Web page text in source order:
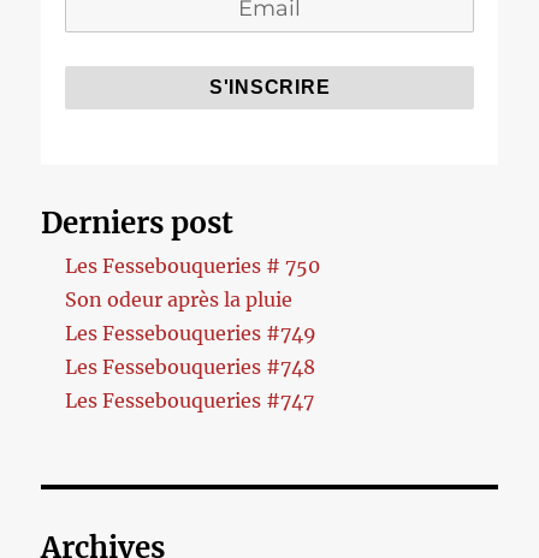
Derniers post
Les Fessebouqueries # 750
Son odeur après la pluie
Les Fessebouqueries #749
Les Fessebouqueries #748
Les Fessebouqueries #747
Archives